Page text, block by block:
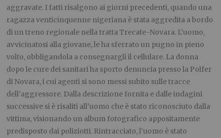
aggravate. I fatti risalgono ai giorni precedenti, quando una
ragazza venticinquenne nigeriana è stata aggredita a bordo
di un treno regionale nella tratta Trecate-Novara. L’uomo,
avvicinatosi alla giovane, le ha sferrato un pugno in pieno
volto, obbligandola a consegnargli il cellulare. La donna
dopo le cure dei sanitari ha sporto denuncia presso la Polfer
di Novara, i cui agenti si sono messi subito sulle tracce
dell’aggressore. Dalla descrizione fornita e dalle indagini
successive si è risaliti all’uomo che è stato riconosciuto dalla
vittima, visionando un album fotografico appositamente
predisposto dai poliziotti. Rintracciato, l’uomo è stato